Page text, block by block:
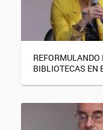
BIBLIOTECAS EN